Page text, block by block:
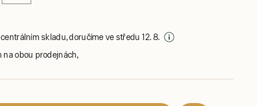
skladu, doručíme ve středu 12. 8.
na obou prodejnách,